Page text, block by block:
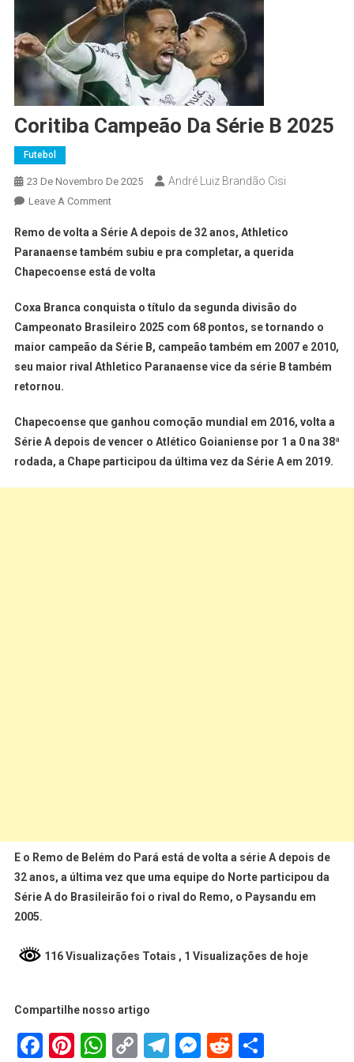
Coritiba Campeão Da Série B 2025
Futebol
23 De Novembro De 2025 André Luiz Brandão Cisi
Leave A Comment
Remo de volta a Série A depois de 32 anos, Athletico
Paranaense também subiu e pra completar, a querida
Chapecoense está de volta
Coxa Branca conquista o título da segunda divisão do
Campeonato Brasileiro 2025 com 68 pontos, se tornando o
maior campeão da Série B, campeão também em 2007 e 2010,
seu maior rival Athletico Paranaense vice da série B também
retornou.
Chapecoense que ganhou comoção mundial em 2016, volta a
Série A depois de vencer o Atlético Goianiense por 1 a 0 na 38ª
rodada, a Chape participou da última vez da Série A em 2019.
E o Remo de Belém do Pará está de volta a série A depois de
32 anos, a última vez que uma equipe do Norte participou da
Série A do Brasileirão foi o rival do Remo, o Paysandu em
2005.
116 Visualizações Totais , 1 Visualizações de hoje
Compartilhe nosso artigo
Facebook
Pinterest
WhatsApp
CopyTelegram
Messenger
Reddit
Share